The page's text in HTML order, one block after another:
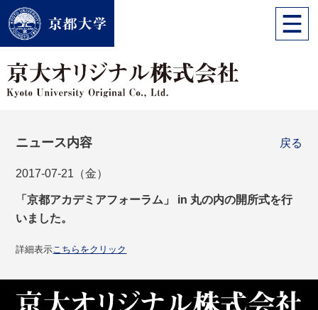
ニュース内容 戻る
2017-07-21（金）
「京都アカデミアフォーラム」 in 丸の内の開所式を行
いました。
詳細表示こちらをクリック